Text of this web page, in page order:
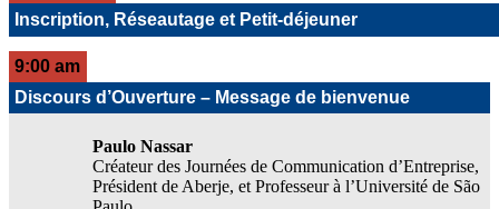
Inscription, Réseautage et Petit-déjeuner
9:00 am
Discours d’Ouverture – Message de bienvenue
Paulo Nassar
Créateur des Journées de Communication d’Entreprise,
Président de Aberje, et Professeur à l’Université de São